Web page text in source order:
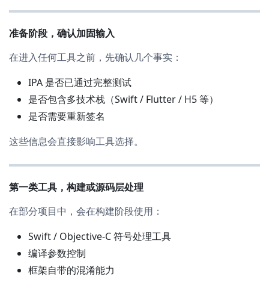
准备阶段，确认加固输入
在进入任何工具之前，先确认几个事实：
IPA 是否已通过完整测试
是否包含多技术栈（Swift / Flutter / H5 等）
是否需要重新签名
这些信息会直接影响工具选择。
第一类工具，构建或源码层处理
在部分项目中，会在构建阶段使用：
Swift / Objective-C 符号处理工具
编译参数控制
框架自带的混淆能力